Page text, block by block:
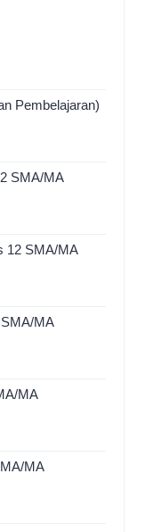
Pembelajaran)
SMA/MA
12 SMA/MA
MA
MA
MA